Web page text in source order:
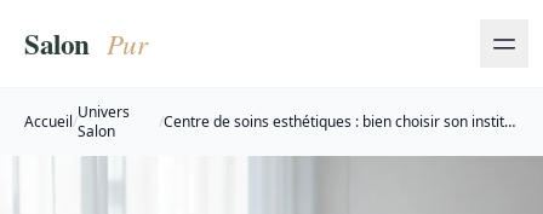
Accueil/Univers
Salon
/Centre de soins esthétiques : bien choisir son institut